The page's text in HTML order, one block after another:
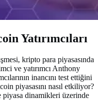
Yatırımcıları
kripto para piyasasında
ve yatırımcı Anthony
inancını test ettiğini
piyasasını nasıl etkiliyor?
piyasa dinamikleri üzerinde